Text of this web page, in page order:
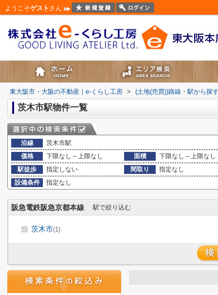
ようこそゲスト さん
東大阪市・大阪の不動産｜e-くらし工房 > (土地(売買))路線・駅から探
茨木市駅物件一覧
沿線
茨木市駅
価格
下限なし～上限なし 面積
下限なし～上限なし
駅徒歩
指定しない 間取り
指定なし
設備条件
指定なし
阪急電鉄阪急京都本線 駅で絞り込む
茨木市(1)